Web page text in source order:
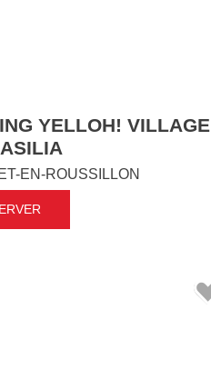
YELLOH! VILLAGE
EN-ROUSSILLON